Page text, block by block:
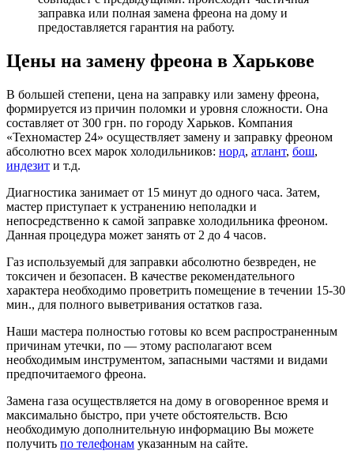
заправка или полная замена фреона на дому и
предоставляется гарантия на работу.
Цены на замену фреона в Харькове
В большей степени, цена на заправку или замену фреона,
формируется из причин поломки и уровня сложности. Она
составляет от 300 грн. по городу Харьков. Компания
«Техномастер 24» осуществляет замену и заправку фреоном
абсолютно всех марок холодильников: норд, атлант, бош,
индезит и т.д.
Диагностика занимает от 15 минут до одного часа. Затем,
мастер приступает к устранению неполадки и
непосредственно к самой заправке холодильника фреоном.
Данная процедура может занять от 2 до 4 часов.
Газ используемый для заправки абсолютно безвреден, не
токсичен и безопасен. В качестве рекомендательного
характера необходимо проветрить помещение в течении 15-30
мин., для полного выветривания остатков газа.
Наши мастера полностью готовы ко всем распространенным
причинам утечки, по — этому располагают всем
необходимым инструментом, запасными частями и видами
предпочитаемого фреона.
Замена газа осуществляется на дому в оговоренное время и
максимально быстро, при учете обстоятельств. Всю
необходимую дополнительную информацию Вы можете
получить по телефонам указанным на сайте.